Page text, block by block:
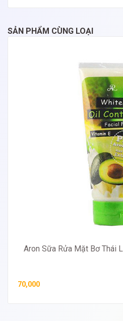
SẢN PHẨM CÙNG LOẠI
Aron Sữa Rửa Mặt Bơ Thái
70,000